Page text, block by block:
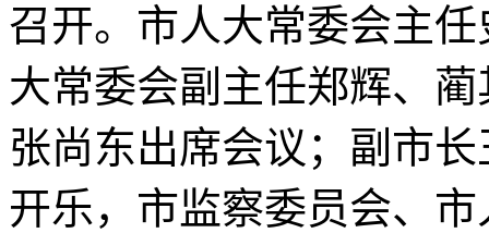
召开。市人大常委会主
大常委会副主任郑辉、
张尚东出席会议；副市
开乐，市监察委员会、